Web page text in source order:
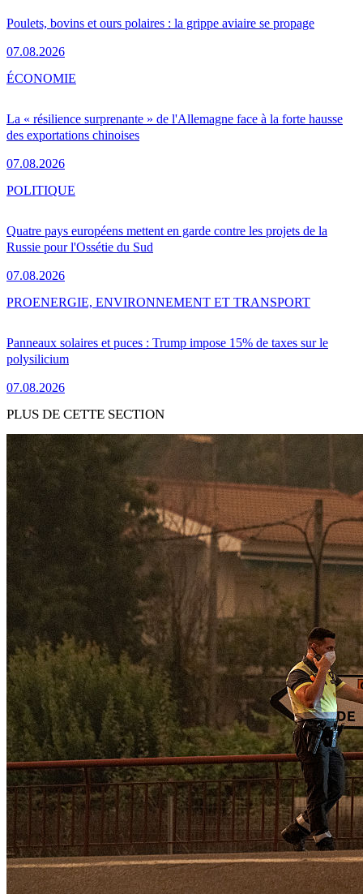
Poulets, bovins et ours polaires : la grippe aviaire se propage
07.08.2026
La « résilience surprenante » de l'Allemagne face à la forte hausse
des exportations chinoises
07.08.2026
ÉCONOMIE
Quatre pays européens mettent en garde contre les projets de la
Russie pour l'Ossétie du Sud
07.08.2026
POLITIQUE
Panneaux solaires et puces : Trump impose 15% de taxes sur le
polysilicium
07.08.2026
PROENERGIE, ENVIRONNEMENT ET TRANSPORT
PLUS DE CETTE SECTION